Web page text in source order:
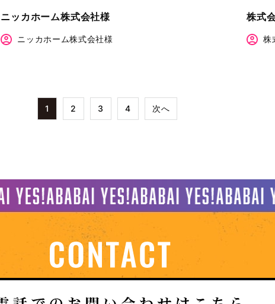
ニッカホーム株式会社様
ニッカホーム株式会社様
株式
株
1 2 3 4 次へ